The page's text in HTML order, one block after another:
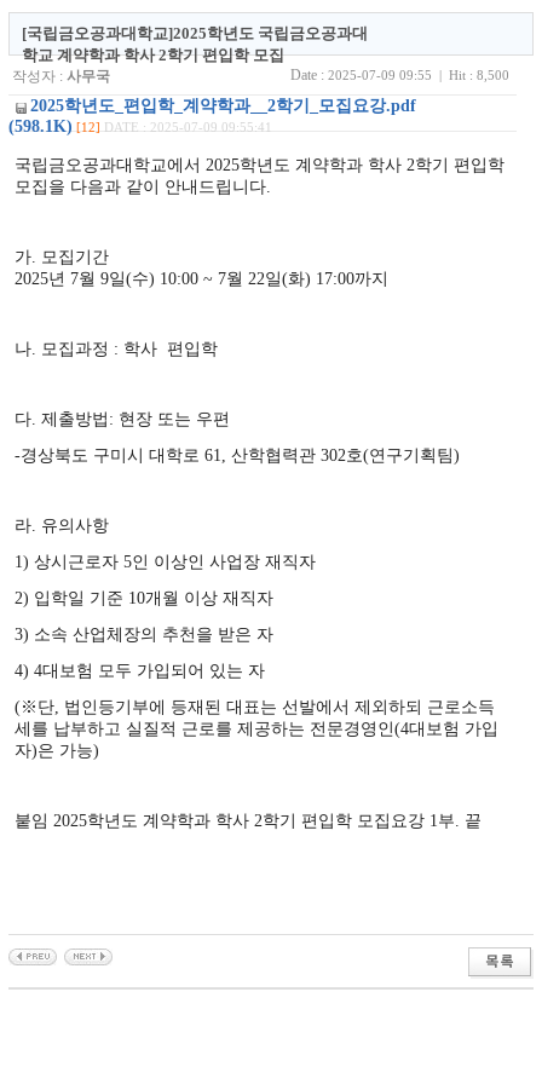
[국립금오공과대학교]2025학년도 국립금오공과대
학교 계약학과 학사 2학기 편입학 모집
작성자 : 사무국 Date : 2025-07-09 09:55 | Hit : 8,500
2025학년도_편입학_계약학과__2학기_모집요강.pdf
(598.1K) [12] DATE : 2025-07-09 09:55:41
국립금오공과대학교에서 2025학년도 계약학과 학사 2학기 편입학
모집을 다음과 같이 안내드립니다.
가. 모집기간
2025년 7월 9일(수) 10:00 ~ 7월 22일(화) 17:00까지
나. 모집과정 : 학사 편입학
다. 제출방법: 현장 또는 우편
-경상북도 구미시 대학로 61, 산학협력관 302호(연구기획팀)
라. 유의사항
1) 상시근로자 5인 이상인 사업장 재직자
2) 입학일 기준 10개월 이상 재직자
3) 소속 산업체장의 추천을 받은 자
4) 4대보험 모두 가입되어 있는 자
(※단, 법인등기부에 등재된 대표는 선발에서 제외하되 근로소득
세를 납부하고 실질적 근로를 제공하는 전문경영인(4대보험 가입
자)은 가능)
붙임 2025학년도 계약학과 학사 2학기 편입학 모집요강 1부. 끝